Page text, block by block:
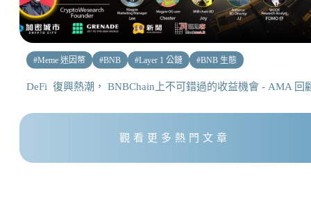
#Meme 迷因幣 #BNB #Layer 1 公鏈 #BNB 生態
DeFi 復興熱潮， BNBChain上不可錯過的收益機會 - AMA 回
觀看更多熱門文章